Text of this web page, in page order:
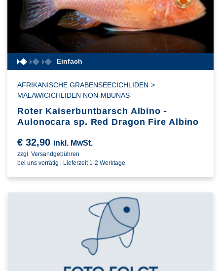
Einfach
AFRIKANISCHE GRABENSEECICHLIDEN >
MALAWICICHLIDEN NON-MBUNAS
Roter Kaiserbuntbarsch Albino -
Aulonocara sp. Red Dragon Fire Albino
€ 32,90 inkl. MwSt.
zzgl. Versandgebühren
bei uns vorrätig | Lieferzeit 1-2 Werktage